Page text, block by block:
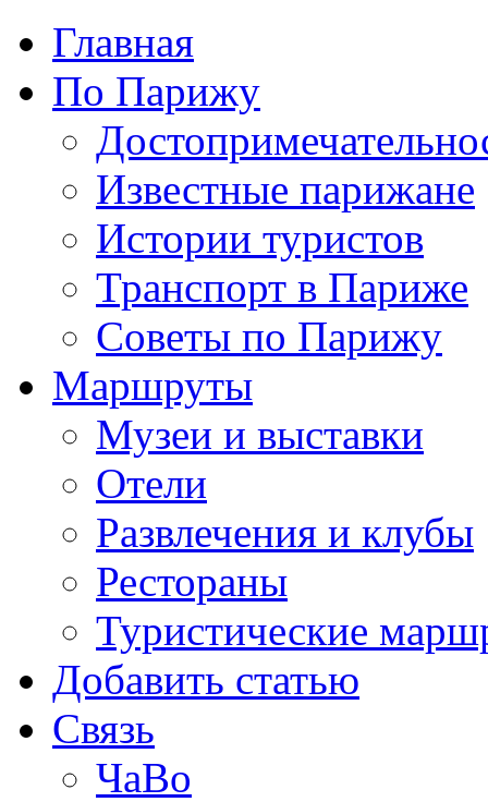
Главная
По Парижу
Известные парижане
Истории туристов
Транспорт в Париже
Советы по Парижу
Маршруты
Музеи и выставки
Отели
Развлечения и клубы
Рестораны
Туристические
Добавить статью
Связь
ЧаВо